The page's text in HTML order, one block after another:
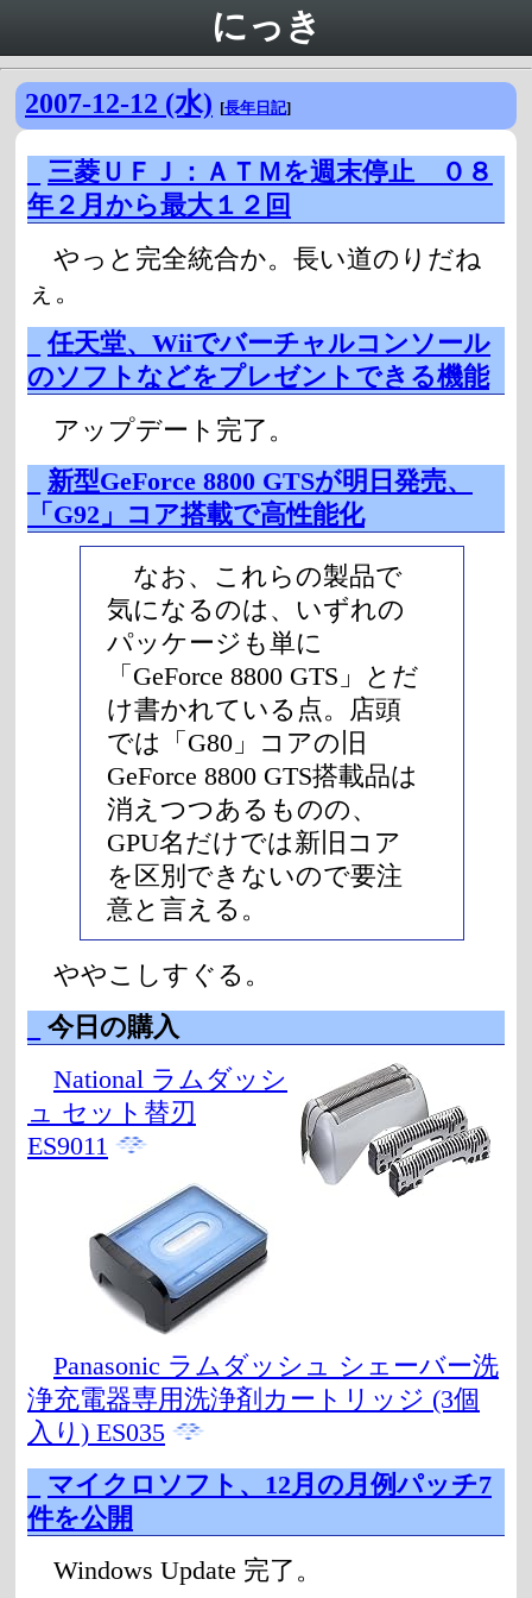
にっき
2007-12-12 (水) [長年日記]
三菱ＵＦＪ：ＡＴＭを週末停止 ０８
年２月から最大１２回
やっと完全統合か。長い道のりだね
ぇ。
任天堂、Wiiでバーチャルコンソール
のソフトなどをプレゼントできる機能
アップデート完了。
新型GeForce 8800 GTSが明日発売、
「G92」コア搭載で高性能化
なお、これらの製品で
気になるのは、いずれの
パッケージも単に
「GeForce 8800 GTS」とだ
け書かれている点。店頭
では「G80」コアの旧
GeForce 8800 GTS搭載品は
消えつつあるものの、
GPU名だけでは新旧コア
を区別できないので要注
意と言える。
ややこしすぐる。
今日の購入
National ラムダッシ
ュ セット替刃
ES9011
Panasonic ラムダッシュ シェーバー洗
浄充電器専用洗浄剤カートリッジ (3個
入り) ES035
マイクロソフト、12月の月例パッチ7
件を公開
Windows Update 完了。